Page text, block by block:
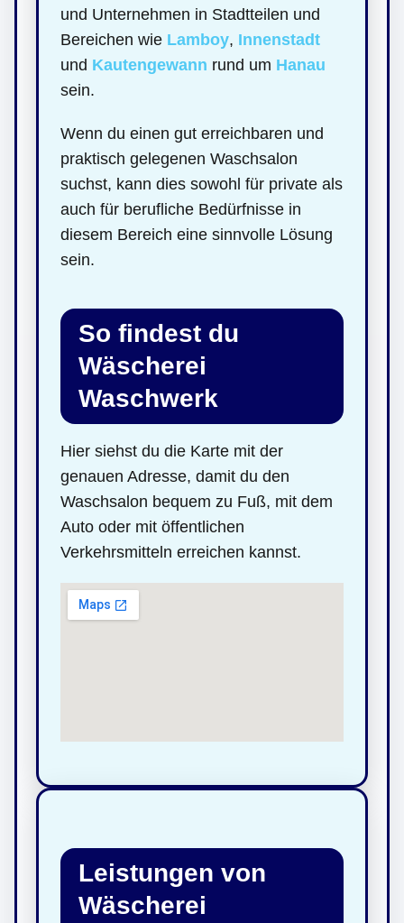
und Unternehmen in Stadtteilen und
Bereichen wie Lamboy, Innenstadt
und Kautengewann rund um Hanau
sein.
Wenn du einen gut erreichbaren und
praktisch gelegenen Waschsalon
suchst, kann dies sowohl für private als
auch für berufliche Bedürfnisse in
diesem Bereich eine sinnvolle Lösung
sein.
So findest du
Wäscherei
Waschwerk
Hier siehst du die Karte mit der
genauen Adresse, damit du den
Waschsalon bequem zu Fuß, mit dem
Auto oder mit öffentlichen
Verkehrsmitteln erreichen kannst.
Leistungen von
Wäscherei